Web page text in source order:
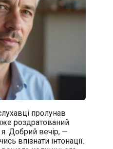
пролунав
роздратований
Добрий вечір, —
впізнати інтонації.